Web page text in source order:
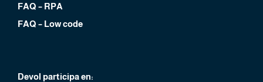
FAQ – RPA
FAQ – Low code
Devol participa en: